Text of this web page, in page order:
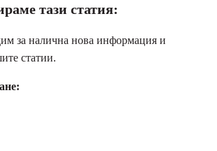
тази статия:
за налична нова информация и
статии.